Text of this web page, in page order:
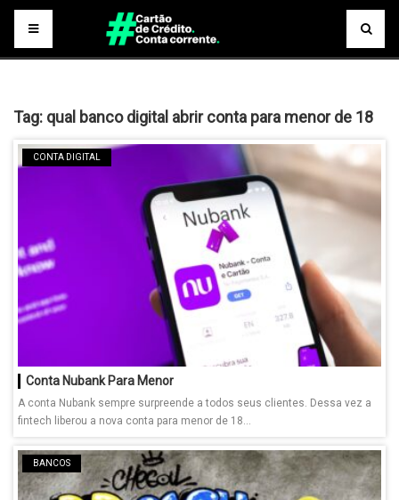
Tag: qual banco digital abrir conta para menor de 18
CONTA DIGITAL
Conta Nubank Para Menor
A conta Nubank sempre surpreende a todos seus clientes. Dessa vez a
fintech liberou a nova conta para menor de 18...
BANCOS